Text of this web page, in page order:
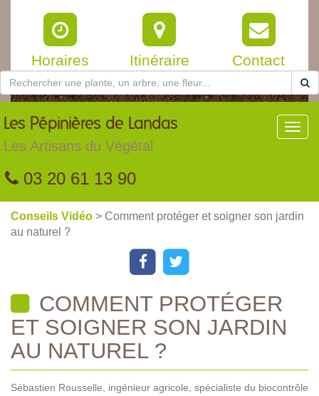
Horaires Itinéraire Contact
Les Pépinières de Landas
Les Artisans du Végétal
03 20 61 13 90
Conseils Vidéo > Comment protéger et soigner son jardin
au naturel ?
COMMENT PROTÉGER
ET SOIGNER SON JARDIN
AU NATUREL ?
Sébastien Rousselle, ingénieur agricole, spécialiste du biocontrôle